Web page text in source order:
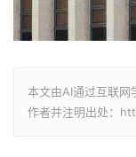
本文由AI通过互联网
作者并注明出处：